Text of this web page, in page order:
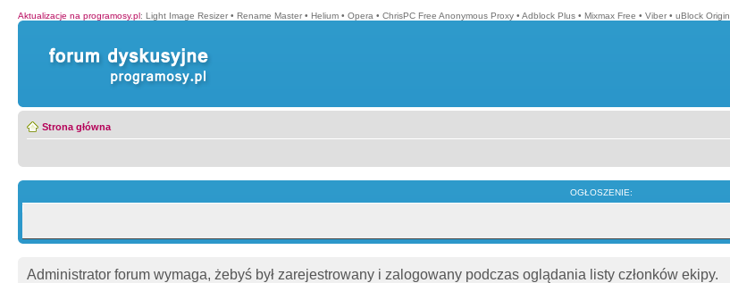
Aktualizacje na programosy.pl: Light Image Resizer • Rename Master • Helium • Opera • ChrisPC Free Anonymous Proxy • Adblock Plus • Mixmax Free • Viber • uBlock Origin
Strona główna
OGŁOSZENIE:
Administrator forum wymaga, żebyś był zarejestrowany i zalogowany podczas oglądania listy członków ekipy.